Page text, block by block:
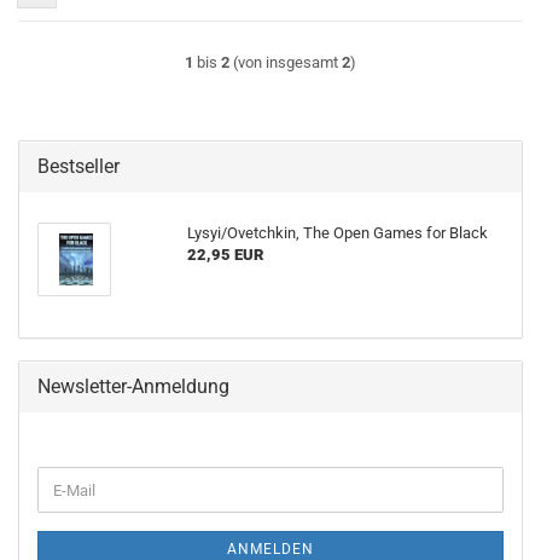
1 bis 2 (von insgesamt 2)
Bestseller
Lysyi/Ovetchkin, The Open Games for Black
22,95 EUR
Newsletter-Anmeldung
ZUR
E-
Mail
ANMELDEN